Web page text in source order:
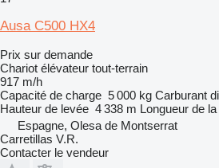
Ausa C500 HX4
Prix sur demande
Chariot élévateur tout-terrain
917 m/h
Capacité de charge 5 000 kg Carburant
Hauteur de levée 4 338 m Longueur de
Espagne, Olesa de Montserrat
Carretillas V.R.
Contacter le vendeur